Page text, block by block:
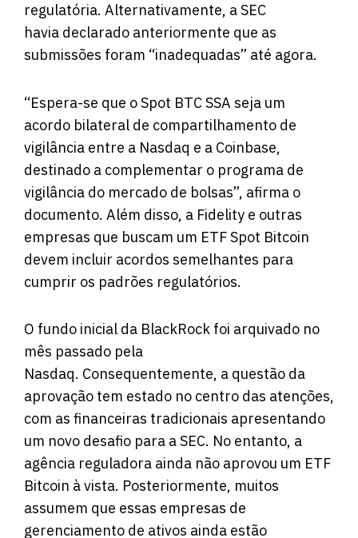
regulatória. Alternativamente, a SEC
havia declarado anteriormente que as
submissões foram “inadequadas” até agora.
“Espera-se que o Spot BTC SSA seja um
acordo bilateral de compartilhamento de
vigilância entre a Nasdaq e a Coinbase,
destinado a complementar o programa de
vigilância do mercado de bolsas”, afirma o
documento. Além disso, a Fidelity e outras
empresas que buscam um ETF Spot Bitcoin
devem incluir acordos semelhantes para
cumprir os padrões regulatórios.
O fundo inicial da BlackRock foi arquivado no
mês passado pela
Nasdaq. Consequentemente, a questão da
aprovação tem estado no centro das atenções,
com as financeiras tradicionais apresentando
um novo desafio para a SEC. No entanto, a
agência reguladora ainda não aprovou um ETF
Bitcoin à vista. Posteriormente, muitos
assumem que essas empresas de
gerenciamento de ativos ainda estão